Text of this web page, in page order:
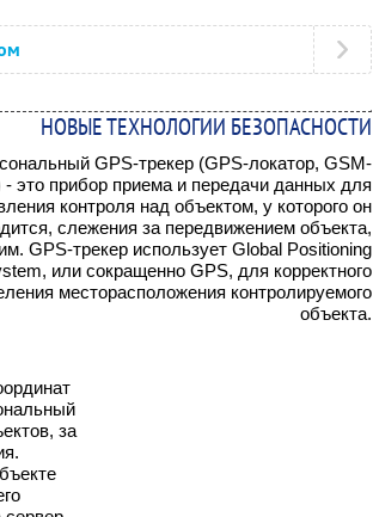
НОВЫЕ ТЕХНОЛОГИИ БЕЗОПАСНОСТИ
GPS-трекер (GPS-локатор, GSM-
- это прибор приема и передачи данных для
контроля над объектом, у которого он
слежения за передвижением объекта,
GPS-трекер использует Global Positioning
или сокращенно GPS, для корректного
месторасположения контролируемого
объекта.
за